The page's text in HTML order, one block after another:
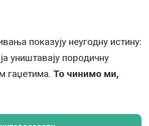
показују неугодну истину:
уништавају породичну
гаџетима. То чинимо ми,